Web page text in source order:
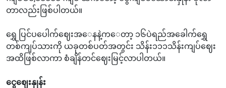
တာလည်းဖြစ်ပါတယ်။
ရွှေ ပြင်ပပေါက်ဈေးအ‌ေနနဲ့က‌ေတာ့ ၁၆ပဲရည်အခေါက်ရွှေ
တစ်ကျပ်သားကို ယခုတစ်ပတ်အတွင်း သိန်း၁၁၁သိန်းကျပ်ဈေး
အထိဖြစ်လာကာ စံချိန်တင်ဈေးမြင့်လာပါတယ်။
ငွေဈေးနှုန်း